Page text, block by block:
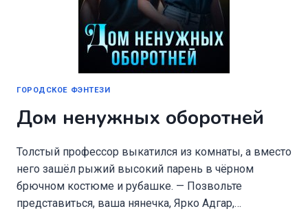
ГОРОДСКОЕ ФЭНТЕЗИ
Дом ненужных оборотней
Толстый профессор выкатился из комнаты, а вместо
него зашёл рыжий высокий парень в чёрном
брючном костюме и рубашке. — Позвольте
представиться, ваша нянечка, Ярко Адгар,…